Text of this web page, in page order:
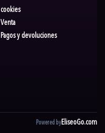
cookies
Venta
Pagos y devoluciones
Powered byEliseoGo.com